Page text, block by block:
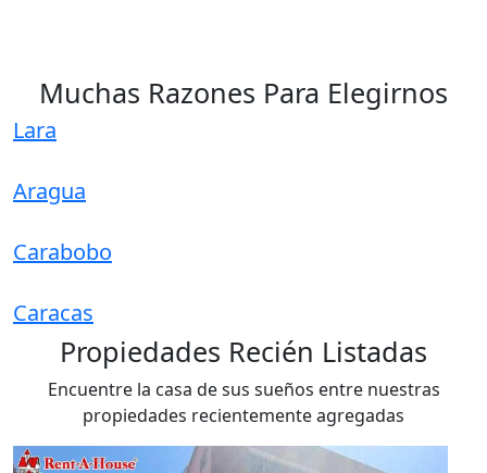
Muchas Razones Para Elegirnos
Lara
Aragua
Carabobo
Caracas
Propiedades Recién Listadas
Encuentre la casa de sus sueños entre nuestras
propiedades recientemente agregadas